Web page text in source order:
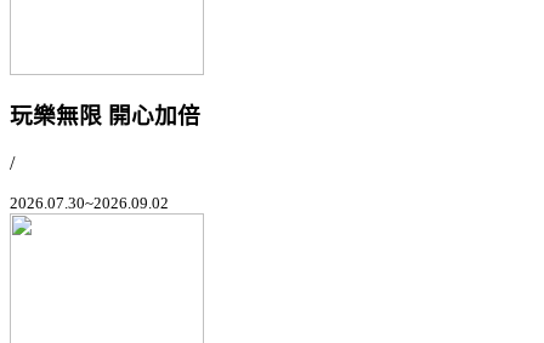
玩樂無限 開心加倍
/
2026.07.30~2026.09.02